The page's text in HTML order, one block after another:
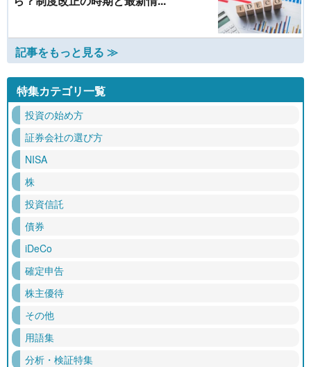
記事をもっと見る ≫
特集カテゴリ一覧
投資の始め方
証券会社の選び方
NISA
株
投資信託
債券
iDeCo
確定申告
株主優待
その他
用語集
分析・検証特集